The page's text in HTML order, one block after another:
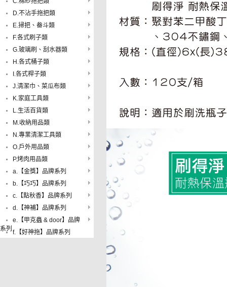
D.不沾手拖把類
E.掃把、畚斗類
F.各式刷子類
G.玻璃刷、刮水器類
H.各式桶子類
I.各式桿子類
J.清潔巾、菜瓜布類
K.家庭工具類
L.生活百貨類
M.收納用品類
N.專業清潔工具類
O.戶外用品類
P.烤肉用品類
a.【金獎】品牌系列
b.【巧巧】品牌系列
c.【點秋香】品牌系列
d.【神補】品牌系列
e.【甲克蟲 & door】品牌
系列 f.【好神拖】品牌系列